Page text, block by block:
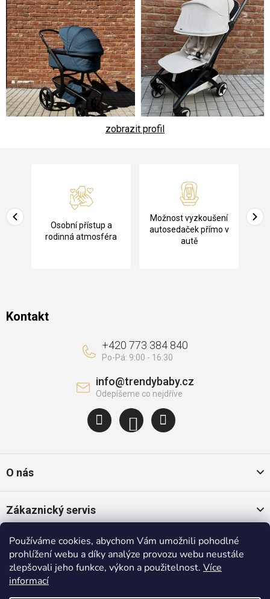
Používáme cookies, abychom Vám umožnili pohodlné
prohlížení webu a díky analýze provozu webu neustále
zlepšovali jeho funkce, výkon a použitelnost. Více
informací
zobrazit profil
a
Osobní přístup a
rodinná atmosféra
Možnost vyzkoušení
autosedaček přímo v
autě
Kontakt
info@trendybaby.cz
+420 773 384 840
O nás
Zákaznický servis
Oblíbené kategorie
Populární značky